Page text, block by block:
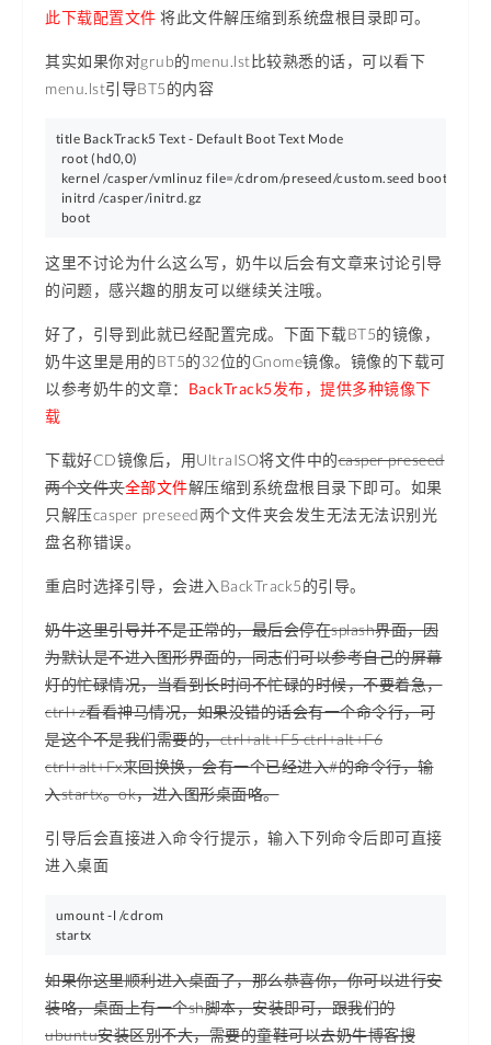
此下载配置文件 将此文件解压缩到系统盘根目录即可。
其实如果你对grub的menu.lst比较熟悉的话，可以看下
menu.lst引导BT5的内容
title BackTrack5 Text - Default Boot Text Mode
  root (hd0,0)
kernel /casper/vmlinuz file=/cdrom/preseed/custom.seed
  initrd /casper/initrd.gz
这里不讨论为什么这么写，奶牛以后会有文章来讨论引导
的问题，感兴趣的朋友可以继续关注哦。
好了，引导到此就已经配置完成。下面下载BT5的镜像，
奶牛这里是用的BT5的32位的Gnome镜像。镜像的下载可
以参考奶牛的文章： BackTrack5发布，提供多种镜像下
载
下载好CD镜像后，用UltraISO将文件中的casper preseed
两个文件夹全部文件解压缩到系统盘根目录下即可。如果
只解压casper preseed两个文件夹会发生无法无法识别光
盘名称错误。
重启时选择引导，会进入BackTrack5的引导。
奶牛这里引导并不是正常的，最后会停在splash界面，因
为默认是不进入图形界面的，同志们可以参考自己的屏幕
灯的忙碌情况，当看到长时间不忙碌的时候，不要着急，
ctrl+z看看神马情况，如果没错的话会有一个命令行，可
是这个不是我们需要的，ctrl+alt+F5 ctrl+alt+F6
ctrl+alt+Fx来回换换，会有一个已经进入#的命令行，输
入startx。ok，进入图形桌面咯。
引导后会直接进入命令行提示，输入下列命令后即可直接
进入桌面
umount -l /cdrom
如果你这里顺利进入桌面了，那么恭喜你，你可以进行安
装咯，桌面上有一个sh脚本，安装即可，跟我们的
ubuntu安装区别不大，需要的童鞋可以去奶牛博客搜